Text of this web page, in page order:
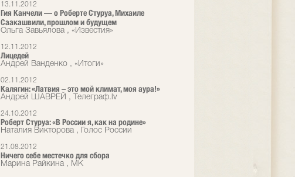
13.11.2012
Гия Канчели — о Роберте Стуруа, Михаиле
Саакашвили, прошлом и будущем
Ольга Завьялова , «Известия»
12.11.2012
Лицедей
Андрей Ванденко , «Итоги»
02.11.2012
Калягин: «Латвия – это мой климат, моя аура!»
Андрей ШАВРЕЙ , Телеграф.lv
24.10.2012
Роберт Стуруа: «В России я, как на родине»
Наталия Викторова , Голос России
21.08.2012
Ничего себе местечко для сбора
Марина Райкина , МК